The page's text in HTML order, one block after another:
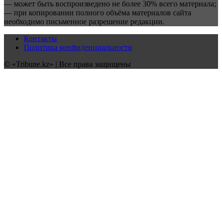
— может быть воспроизведено не более 30% всего материала;
— при копировании полного объёма материалов сайта
необходимо письменное разрешение редакции.
Контакты
Политика конфиденциальности
© «Tribune.kz» | Все права защищены